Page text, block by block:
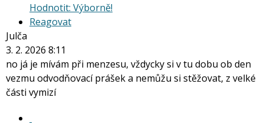
Hodnotit: Výborně!
Reagovat
Julča
3. 2. 2026 8:11
no já je mívám při menzesu, vždycky si v tu dobu ob den
vezmu odvodňovací prášek a nemůžu si stěžovat, z velké
části vymizí